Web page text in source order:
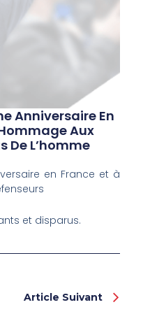
Anniversaire En
Aux
De L’homme
en France et à
et disparus.
Article Suivant